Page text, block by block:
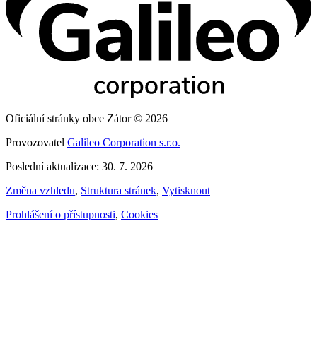
Oficiální stránky obce Zátor © 2026
Provozovatel Galileo Corporation s.r.o.
Poslední aktualizace: 30. 7. 2026
Změna vzhledu, Struktura stránek, Vytisknout
Prohlášení o přístupnosti, Cookies